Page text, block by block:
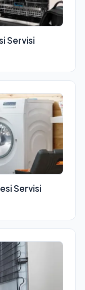
Servisi
Servisi